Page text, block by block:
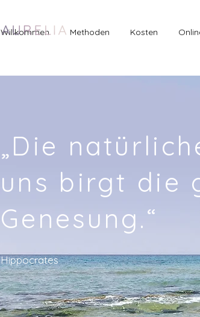
Willkommen Methoden Kosten
„Die
uns birgt die
Genesung.“
Hippocrates